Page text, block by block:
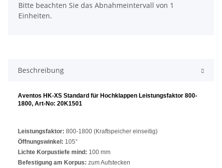
Bitte beachten Sie das Abnahmeintervall von 1
Einheiten.
Beschreibung
Aventos HK-XS Standard für Hochklappen Leistungsfaktor 800-
1800, Art-No: 20K1501
Leistungsfaktor: 800-1800 (Kraftspeicher einseitig)
Öffnungswinkel: 105°
Lichte Korpustiefe mind: 100 mm
Befestigung am Korpus: zum Aufstecken